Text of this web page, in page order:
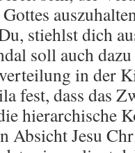
stiehlst dich
soll auch
in der
fest, dass das
hierarchische
Absicht Jesu